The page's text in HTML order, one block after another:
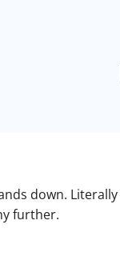
down. Literally
further.